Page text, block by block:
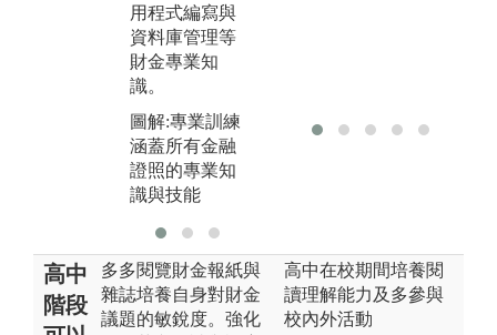
用程式編寫與
資料庫管理等
財金專業知
識。
圖解:專業訓練
涵蓋所有金融
證照的專業知
識與技能
高中
階段
多多閱覽財金報紙與
雜誌培養自身對財金
議題的敏銳度。強化
高中在校期間培養閱
讀理解能力及多參與
校內外活動